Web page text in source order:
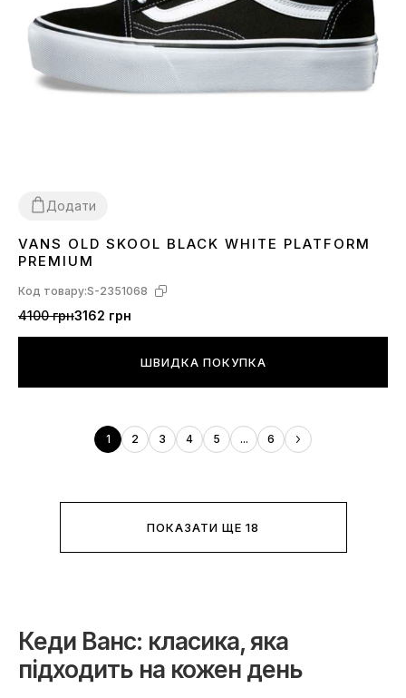
Додати
3839 4041
VANS OLD SKOOL BLACK WHITE PLATFORM
PREMIUM
Код товару:S-2351068
4100 грн3162 грн
ШВИДКА ПОКУПКА
1 2 3 4 5 ... 6
ПОКАЗАТИ ЩЕ 18
Кеди Ванс: класика, яка
підходить на кожен день